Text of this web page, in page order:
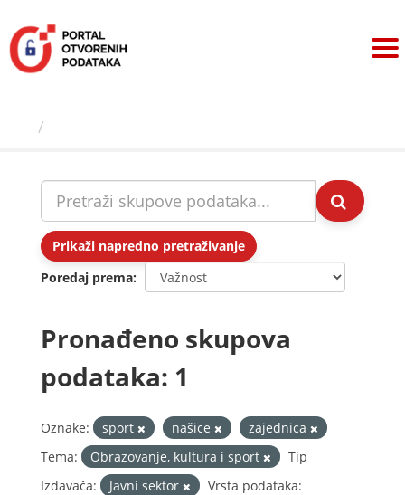
sadržaj
Prikaži napredno pretraživanje
Poredaj prema
Pronađeno skupova
podataka: 1
Oznake: sport našice
zajednica
Tema:
Obrazovanje, kultura i sport
Tip
Izdavača:
Javni sektor
Vrsta podataka: